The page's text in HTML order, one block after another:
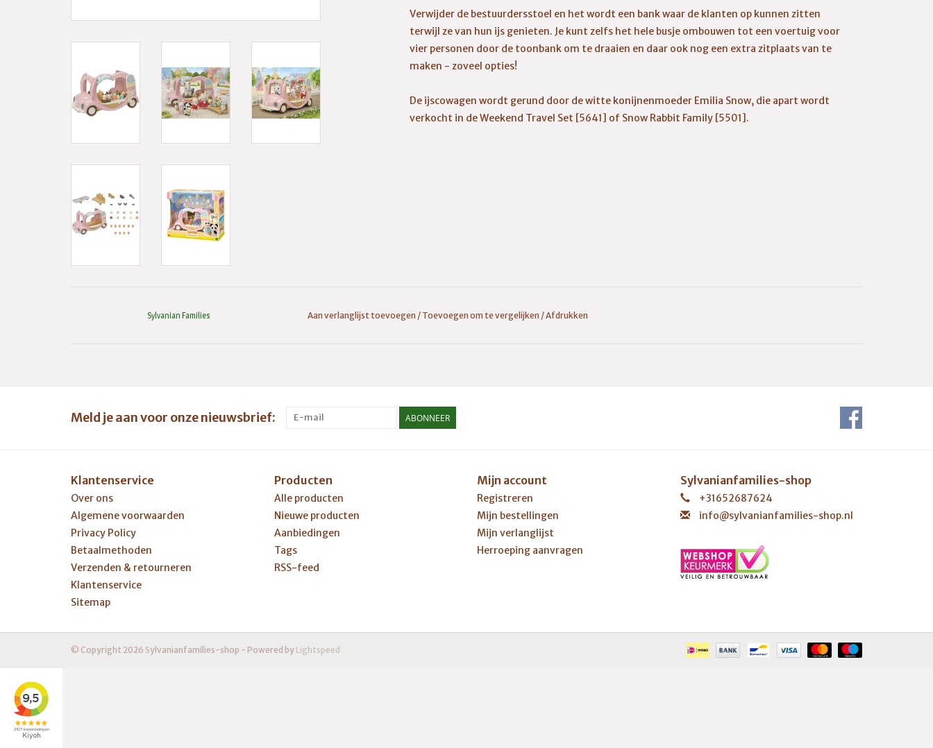
Verwijder de bestuurdersstoel en het wordt een bank waar de klanten op kunnen zitten
terwijl ze van hun ijs genieten. Je kunt zelfs het hele busje ombouwen tot een voertuig voor
vier personen door de toonbank om te draaien en daar ook nog een extra zitplaats van te
maken - zoveel opties!
De ijscowagen wordt gerund door de witte konijnenmoeder Emilia Snow, die apart wordt
verkocht in de Weekend Travel Set [5641] of Snow Rabbit Family [5501].
Sylvanian Families Aan verlanglijst toevoegen / Toevoegen om te vergelijken /Afdrukken
Meld je aan voor onze nieuwsbrief: ABONNEER
Klantenservice
Over ons
Algemene voorwaarden
Privacy Policy
Betaalmethoden
Verzenden & retourneren
Klantenservice
Sitemap
Producten
Alle producten
Nieuwe producten
Aanbiedingen
Tags
RSS-feed
Mijn account
Registreren
Mijn bestellingen
Mijn verlanglijst
Herroeping aanvragen
Sylvanianfamilies-shop
+31652687624
info@sylvanianfamilies-shop.nl
© Copyright 2026 Sylvanianfamilies-shop - Powered by Lightspeed